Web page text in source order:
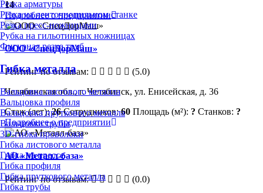
Резка арматуры
Резка на ленточнопильном станке
Резка пресс-ножницами
Рубка на гильотинных ножницах
Фигурная резка труб
Гибка металла
Вальцовка листового металла
Вальцовка профиля
Вальцовка пруткового металла
Вальцовка трубы
3D-гибка проволоки
Гибка листового металла
Гибка на прессе
Гибка профиля
Гибка пруткового металла
Гибка трубы
14
Подробнее о предприятии
ООО «СпецДорМаш»
Рейтинг по отзывам:
(5.0)
Челябинская обл., г. Челябинск, ул. Енисейская, д. 36
Стаж (лет):26 Сотрудников:60 Площадь (м²): ? Станков: ?
Подробнее о предприятии
АО «Металл-база»
Рейтинг по отзывам:
(0.0)